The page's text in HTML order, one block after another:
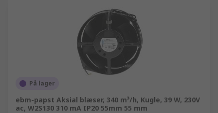
På lager
ebm-papst Aksial blæser, 340 m³/h, Kugle, 39 W, 230V
ac, W2S130 310 mA IP20 55mm 55 mm